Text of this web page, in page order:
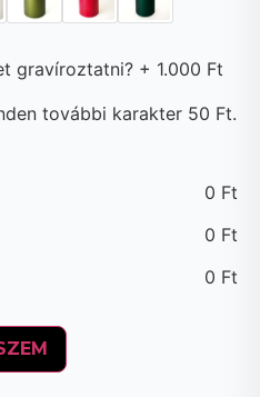
gravíroztatni? + 1.000 Ft
további karakter 50 Ft.
0 Ft
0 Ft
0 Ft